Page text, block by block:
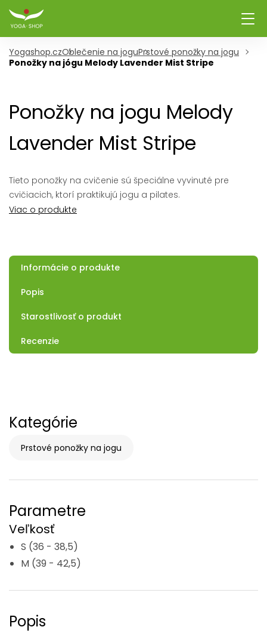
Yogashop.czOblečenie na joguPrstové ponožky na jogu
Ponožky na jógu Melody Lavender Mist Stripe
Ponožky na jogu Melody
Lavender Mist Stripe
Tieto ponožky na cvičenie sú špeciálne vyvinuté pre
cvičiacich, ktorí praktikujú jogu a pilates.
Viac o produkte
Informácie o produkte
Popis
Starostlivosť o produkt
Recenzie
Kategórie
Prstové ponožky na jogu
Parametre
Veľkosť
S (36 - 38,5)
M (39 - 42,5)
Popis